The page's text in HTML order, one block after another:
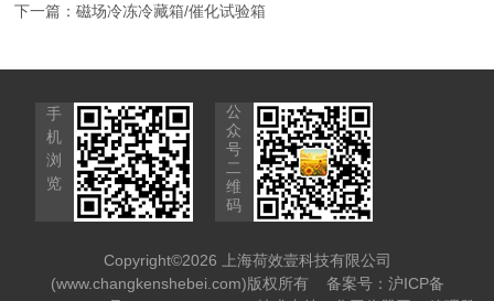
下一篇：磁场冷冻冷藏箱/催化试验箱
手
机
浏
览
公
众
号
二
维
码
Copyright©2026 上海荷效壹科技有限公司
(www.changkenshebei.com)版权所有 备案号：沪ICP备